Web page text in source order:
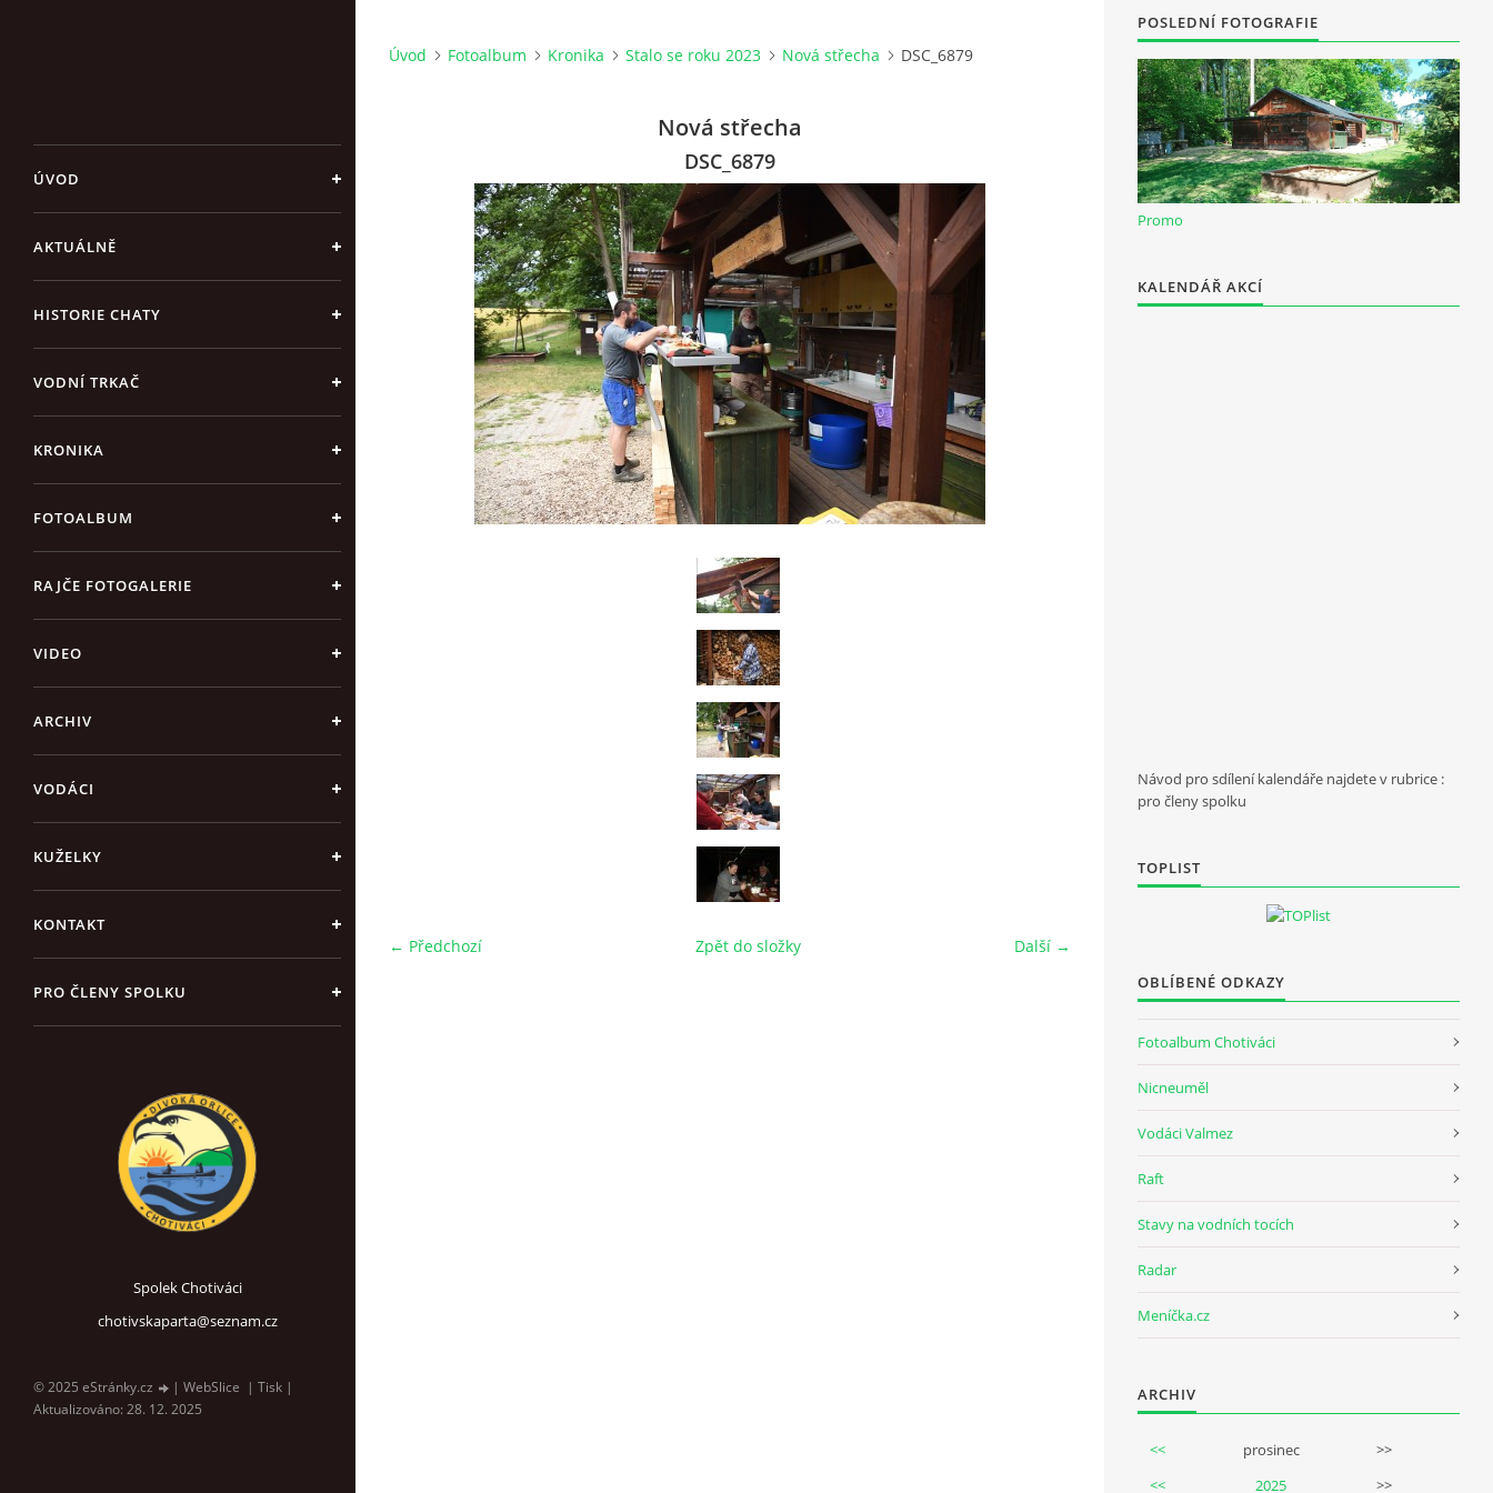
ÚVOD
AKTUÁLNĚ
HISTORIE CHATY
VODNÍ TRKAČ
KRONIKA
FOTOALBUM
RAJČE FOTOGALERIE
VIDEO
ARCHIV
VODÁCI
KUŽELKY
KONTAKT
PRO ČLENY SPOLKU
Spolek Chotiváci
chotivskaparta@seznam.cz
© 2025 eStránky.cz | WebSlice | Tisk |
Aktualizováno: 28. 12. 2025
Úvod Fotoalbum Kronika Stalo se roku 2023 Nová střecha DSC_6879
Nová střecha
DSC_6879
← Předchozí Další →
Zpět do složky
POSLEDNÍ FOTOGRAFIE
Promo
KALENDÁŘ AKCÍ
Návod pro sdílení kalendáře najdete v rubrice :
pro členy spolku
TOPLIST
OBLÍBENÉ ODKAZY
Fotoalbum Chotiváci
Nicneuměl
Vodáci Valmez
Raft
Stavy na vodních tocích
Radar
Meníčka.cz
ARCHIV
<< prosinec
>>
<<
2025 >>